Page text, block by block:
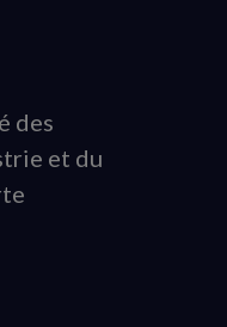
des
et du